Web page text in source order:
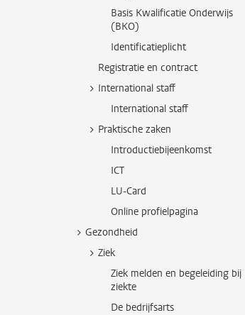
Basis Kwalificatie Onderwijs
(BKO)
Identificatieplicht
Registratie en contract
International staff
International staff
Praktische zaken
Introductiebijeenkomst
ICT
LU-Card
Online profielpagina
Gezondheid
Ziek
Ziek melden en begeleiding bij
ziekte
De bedrijfsarts